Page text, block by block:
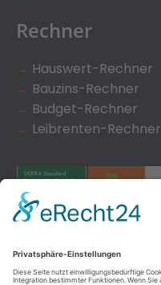
Rechner
→ Hauswert-Rechner
→ Bauzins-Rechner
→ Budget-Rechner
→ Leibrenten-Rechner